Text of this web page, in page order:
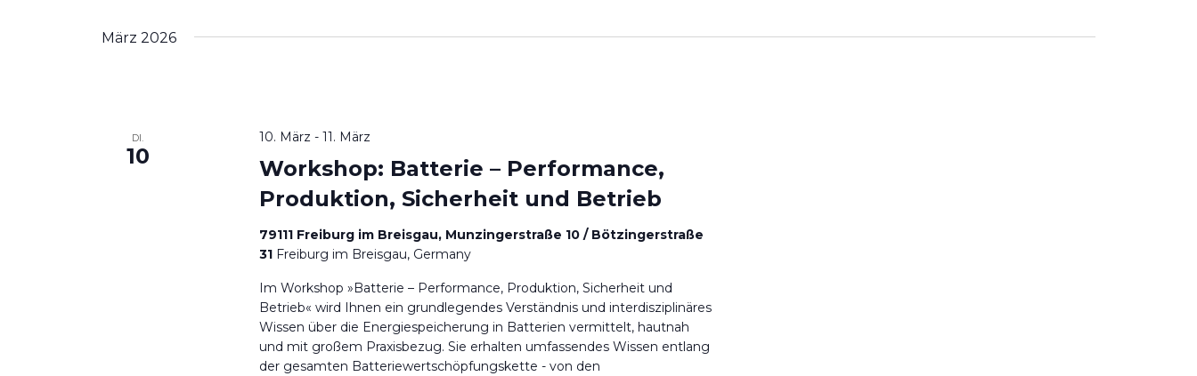
März 2026
DI.
10
Workshop: Batterie – Performance,
Produktion, Sicherheit und Betrieb
10. März -11. März
79111 Freiburg im Breisgau, Munzingerstraße 10 / Bötzingerstraße
31 Freiburg im Breisgau, Germany
Im Workshop »Batterie – Performance, Produktion, Sicherheit und
Betrieb« wird Ihnen ein grundlegendes Verständnis und interdisziplinäres
Wissen über die Energiespeicherung in Batterien vermittelt, hautnah
und mit großem Praxisbezug. Sie erhalten umfassendes Wissen entlang
der gesamten Batteriewertschöpfungskette - von den